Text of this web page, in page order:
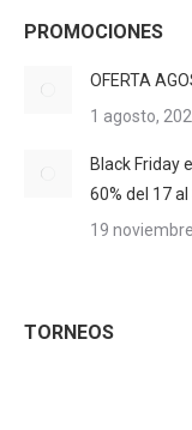
PROMOCIONES
OFERTA
1 agosto,
Black Friday
60% del 17
19
TORNEOS